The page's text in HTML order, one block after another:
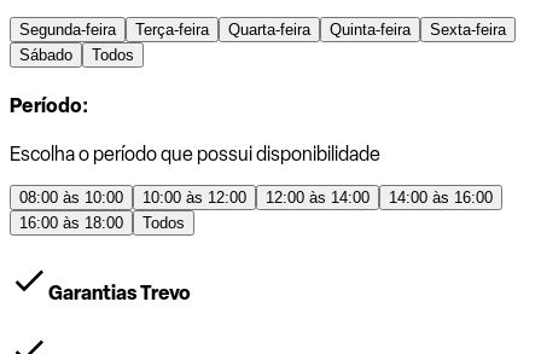
Segunda-feira Terça-feira Quarta-feira Quinta-feira
Sexta-feira
Sábado
Todos
Período:
Escolha o período que possui disponibilidade
08:00 às 10:00 10:00 às 12:00 12:00 às 14:00
14:00 às 16:00
16:00 às 18:00
Todos
Garantias Trevo